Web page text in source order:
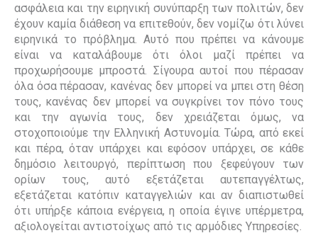
ασφάλεια και την ειρηνική συνύπαρξη των πολιτών, δεν
έχουν καμία διάθεση να επιτεθούν, δεν νομίζω ότι λύνει
ειρηνικά το πρόβλημα. Αυτό που πρέπει να κάνουμε
είναι να καταλάβουμε ότι όλοι μαζί πρέπει να
προχωρήσουμε μπροστά. Σίγουρα αυτοί που πέρασαν
όλα όσα πέρασαν, κανένας δεν μπορεί να μπει στη θέση
τους, κανένας δεν μπορεί να συγκρίνει τον πόνο τους
και την αγωνία τους, δεν χρειάζεται όμως, να
στοχοποιούμε την Ελληνική Αστυνομία. Τώρα, από εκεί
και πέρα, όταν υπάρχει και εφόσον υπάρχει, σε κάθε
δημόσιο λειτουργό, περίπτωση που ξεφεύγουν των
ορίων τους, αυτό εξετάζεται αυτεπαγγέλτως,
εξετάζεται κατόπιν καταγγελιών και αν διαπιστωθεί
ότι υπήρξε κάποια ενέργεια, η οποία έγινε υπέρμετρα,
αξιολογείται αντιστοίχως από τις αρμόδιες Υπηρεσίες.